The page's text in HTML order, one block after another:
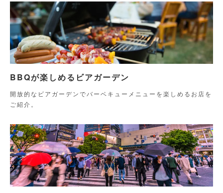
BBQが楽しめるビアガーデン
開放的なビアガーデンでバーベキューメニューを楽しめるお店を
ご紹介。